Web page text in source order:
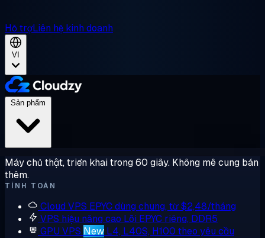
Hỗ trợLiên hệ kinh doanh
VI
Máy chủ thật, triển khai trong 60 giây. Không mê cung bán
thêm.
TÍNH TOÁN
Cloud VPS EPYC dùng chung, từ $2,48/tháng
VPS hiệu năng cao Lõi EPYC riêng, DDR5
GPU VPS New L4, L40S, H100 theo yêu cầu